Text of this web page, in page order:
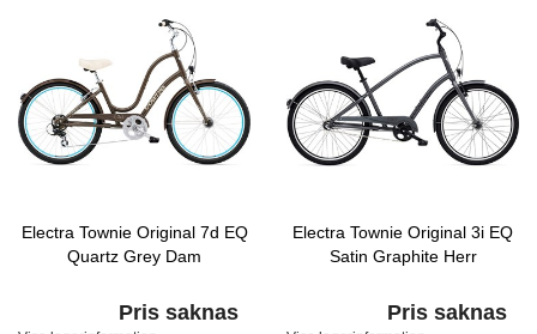
Electra Townie Original 7d EQ
Quartz Grey Dam
Pris saknas
Electra Townie Original 3i EQ
Satin Graphite Herr
Pris saknas